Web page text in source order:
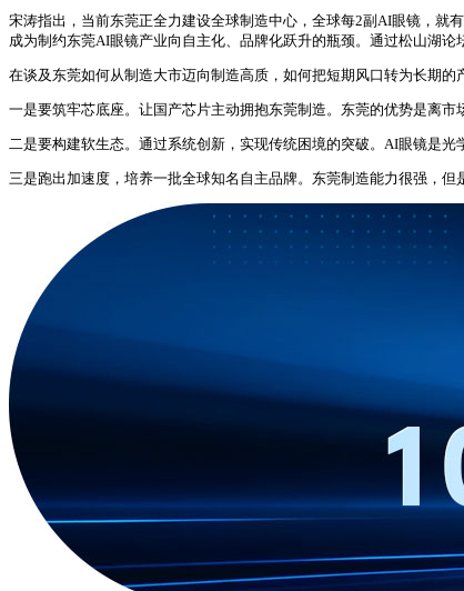
宋涛指出，当前东莞正全力建设全球制造中心，全球每2副AI眼镜，就
成为制约东莞AI眼镜产业向自主化、品牌化跃升的瓶颈。通过松山湖
在谈及东莞如何从制造大市迈向制造高质，如何把短期风口转为长期的
一是要筑牢芯底座。让国产芯片主动拥抱东莞制造。东莞的优势是离
二是要构建软生态。通过系统创新，实现传统困境的突破。AI眼镜是
三是跑出加速度，培养一批全球知名自主品牌。东莞制造能力很强，